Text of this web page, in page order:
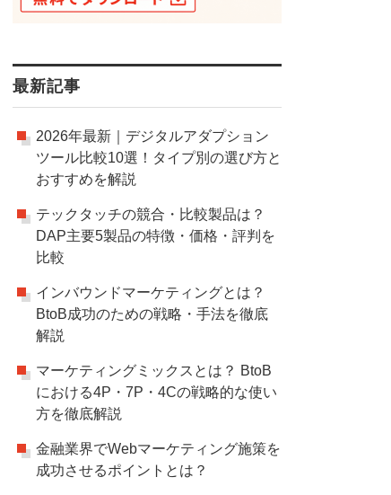
最新記事
2026年最新｜デジタルアダプション
ツール比較10選！タイプ別の選び方と
おすすめを解説
テックタッチの競合・比較製品は？
DAP主要5製品の特徴・価格・評判を
比較
インバウンドマーケティングとは？
BtoB成功のための戦略・手法を徹底
解説
マーケティングミックスとは？ BtoB
における4P・7P・4Cの戦略的な使い
方を徹底解説
金融業界でWebマーケティング施策を
成功させるポイントとは？